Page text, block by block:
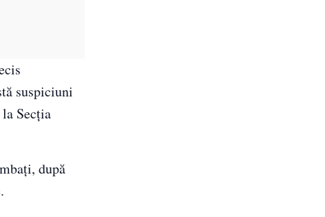
suspiciuni
Secţia
după